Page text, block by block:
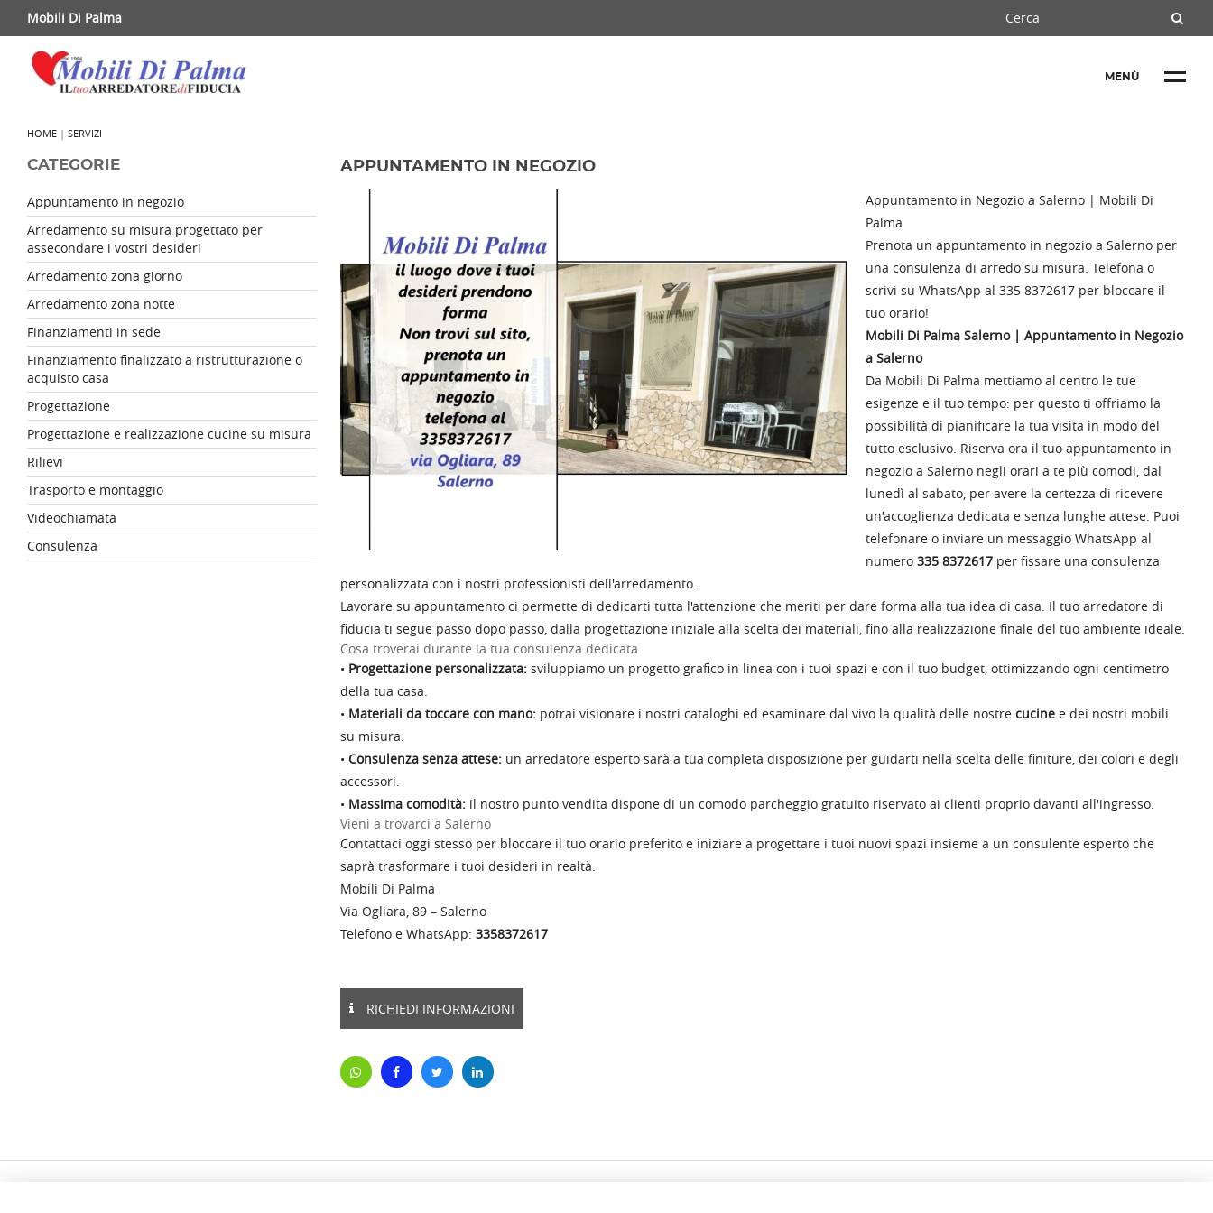
Mobili Di Palma
MENÙ
HOME | SERVIZI
CATEGORIE
Appuntamento in negozio
Arredamento su misura progettato per
assecondare i vostri desideri
Arredamento zona giorno
Arredamento zona notte
Finanziamenti in sede
Finanziamento finalizzato a ristrutturazione o
acquisto casa
Progettazione
Progettazione e realizzazione cucine su misura
Rilievi
Trasporto e montaggio
Videochiamata
Consulenza
APPUNTAMENTO IN NEGOZIO
Appuntamento in Negozio a Salerno | Mobili Di
Palma
Prenota un appuntamento in negozio a Salerno per
una consulenza di arredo su misura. Telefona o
scrivi su WhatsApp al 335 8372617 per bloccare il
tuo orario!
Mobili Di Palma Salerno | Appuntamento in Negozio
a Salerno
Da Mobili Di Palma mettiamo al centro le tue
esigenze e il tuo tempo: per questo ti offriamo la
possibilità di pianificare la tua visita in modo del
tutto esclusivo. Riserva ora il tuo appuntamento in
negozio a Salerno negli orari a te più comodi, dal
lunedì al sabato, per avere la certezza di ricevere
un'accoglienza dedicata e senza lunghe attese. Puoi
telefonare o inviare un messaggio WhatsApp al
numero335 8372617 per fissare una consulenza
personalizzata con i nostri professionisti dell'arredamento.
Lavorare su appuntamento ci permette di dedicarti tutta l'attenzione che meriti per dare forma alla tua idea di casa. Il tuo arredatore di
fiducia ti segue passo dopo passo, dalla progettazione iniziale alla scelta dei materiali, fino alla realizzazione finale del tuo ambiente ideale.
Cosa troverai durante la tua consulenza dedicata
• Progettazione personalizzata:sviluppiamo un progetto grafico in linea con i tuoi spazi e con il tuo budget, ottimizzando ogni centimetro
della tua casa.
• Materiali da toccare con mano:potrai visionare i nostri cataloghi ed esaminare dal vivo la qualità delle nostre cucinee dei nostri mobili
su misura.
• Consulenza senza attese:un arredatore esperto sarà a tua completa disposizione per guidarti nella scelta delle finiture, dei colori e degli
accessori.
• Massima comodità:il nostro punto vendita dispone di un comodo parcheggio gratuito riservato ai clienti proprio davanti all'ingresso.
Vieni a trovarci a Salerno
Contattaci oggi stesso per bloccare il tuo orario preferito e iniziare a progettare i tuoi nuovi spazi insieme a un consulente esperto che
saprà trasformare i tuoi desideri in realtà.
Mobili Di Palma
Via Ogliara, 89 – Salerno
Telefono e WhatsApp: 3358372617
RICHIEDI INFORMAZIONI